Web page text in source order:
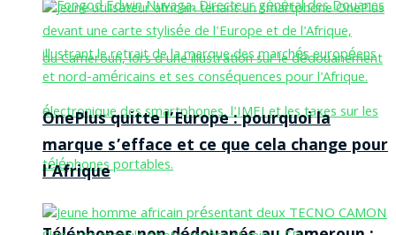
OnePlus quitte l’Europe : pourquoi la
marque s’efface et ce que cela change pour
l’Afrique